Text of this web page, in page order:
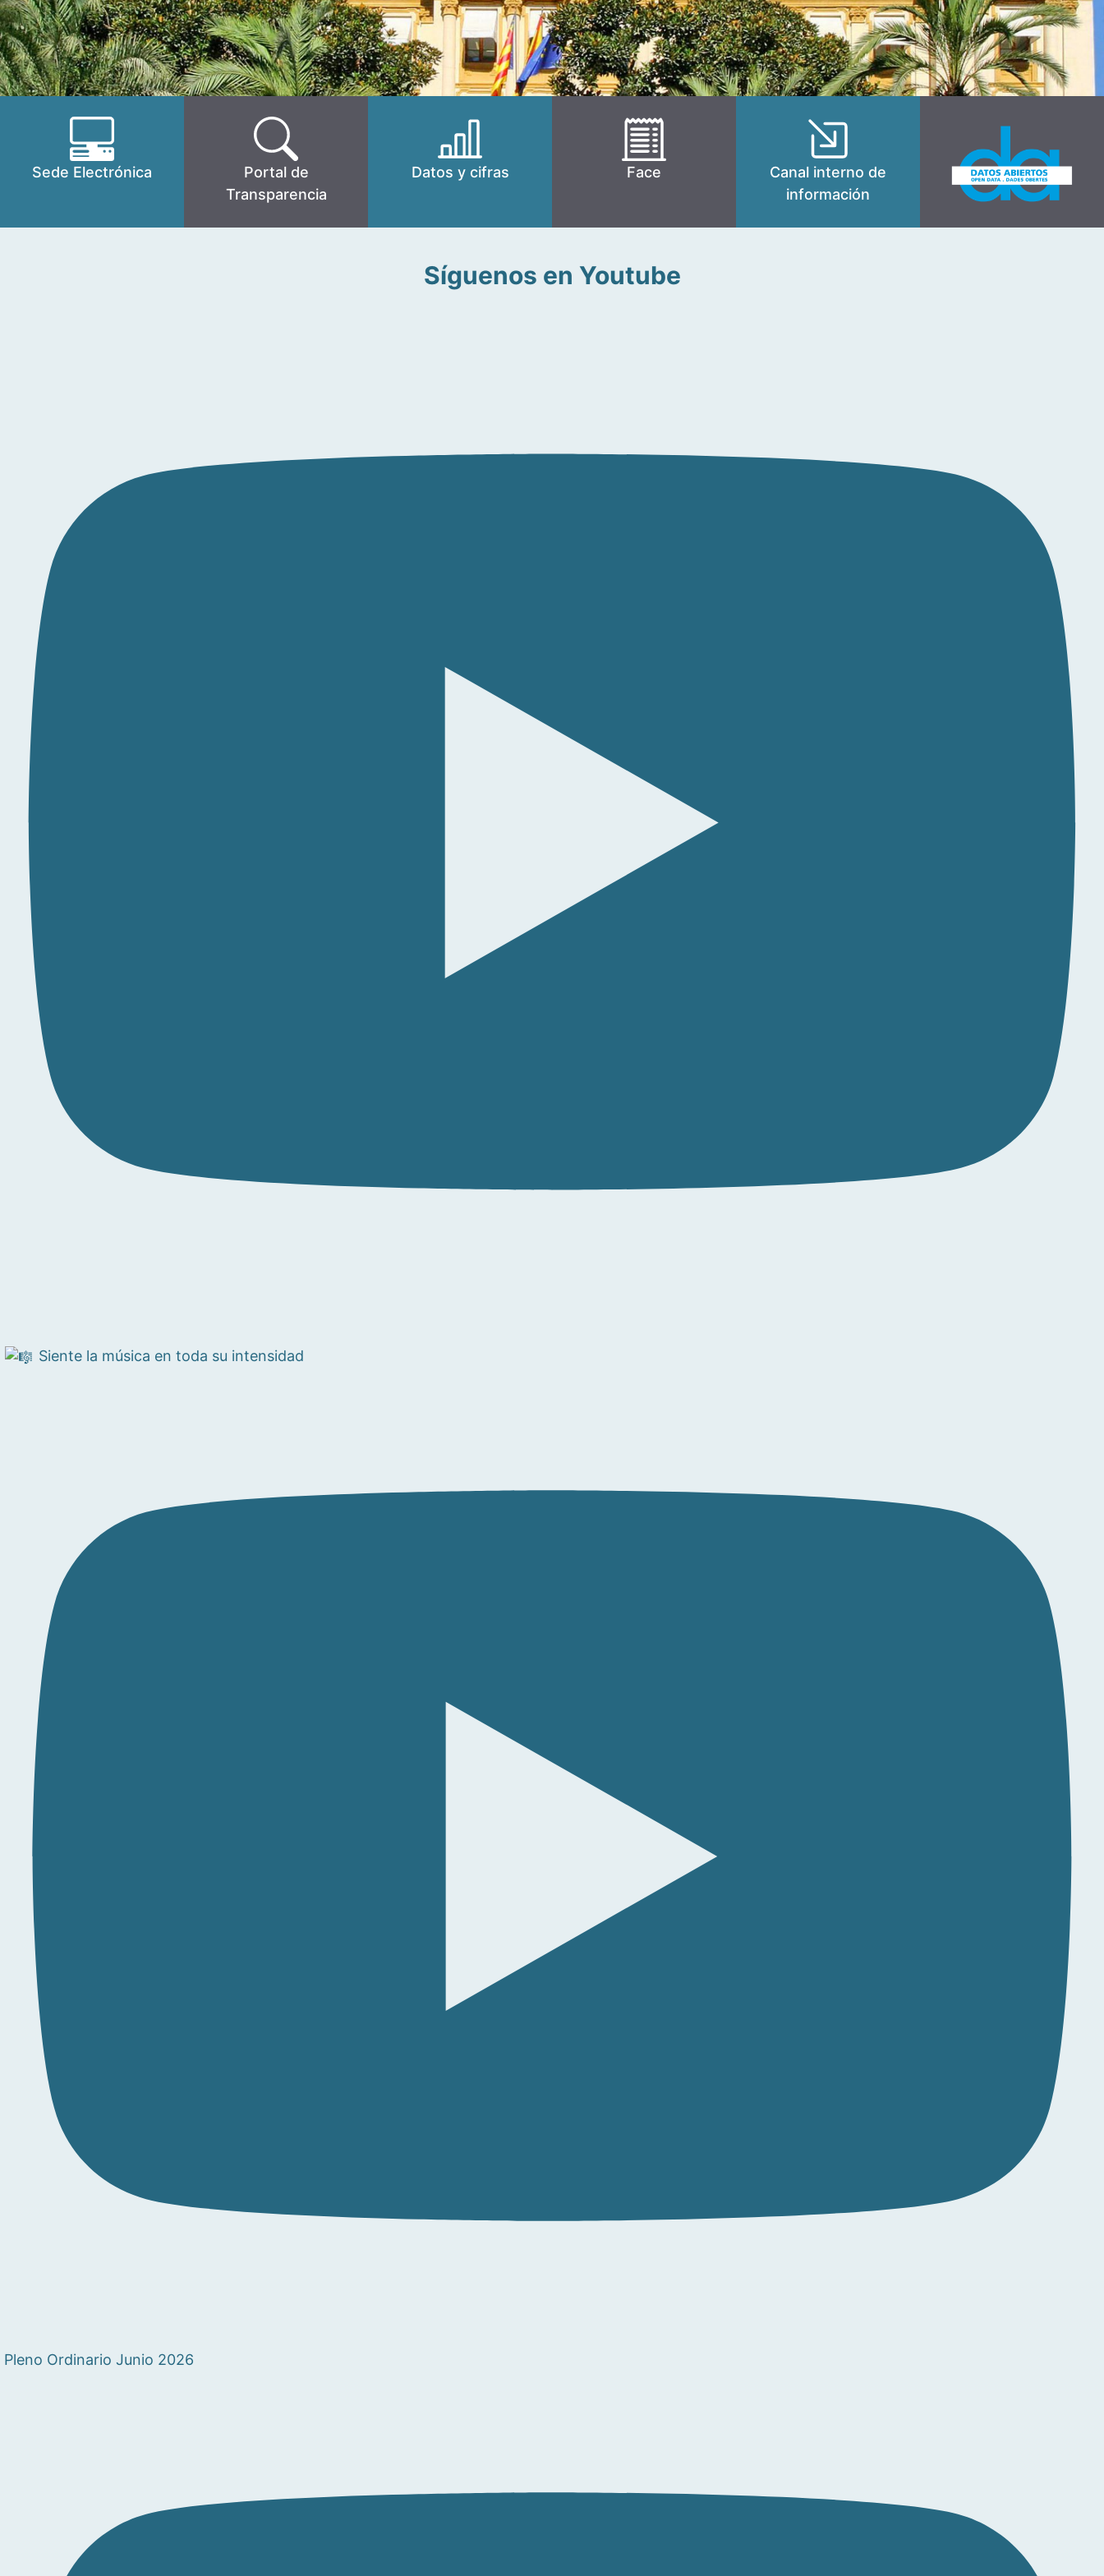
Sede Electrónica
Portal de
Transparencia
Datos y cifras Face
Canal interno de
información
Síguenos en Youtube
Siente la música en toda su intensidad
Pleno Ordinario Junio 2026